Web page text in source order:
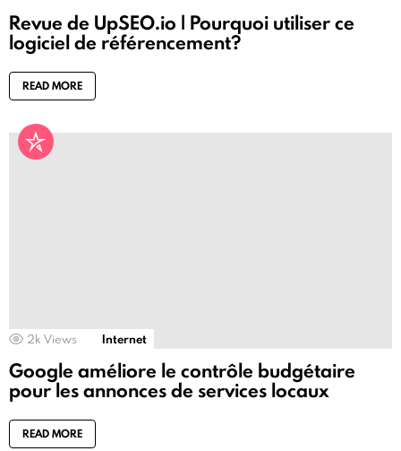
Revue de UpSEO.io | Pourquoi utiliser ce
logiciel de référencement?
READ MORE
2k Views Internet
Google améliore le contrôle budgétaire
pour les annonces de services locaux
READ MORE